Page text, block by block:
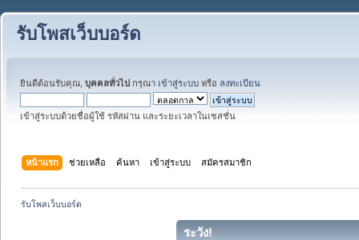
รับโพสเว็บบอร์ด
ยินดีต้อนรับคุณ, บุคคลทั่วไป กรุณา เข้าสู่ระบบ หรือ ลงทะเบียน
เข้าสู่ระบบด้วยชื่อผู้ใช้ รหัสผ่าน และระยะเวลาในเซสชั่น
หน้าแรก ช่วยเหลือ ค้นหา เข้าสู่ระบบ สมัครสมาชิก
รับโพสเว็บบอร์ด
ระวัง!